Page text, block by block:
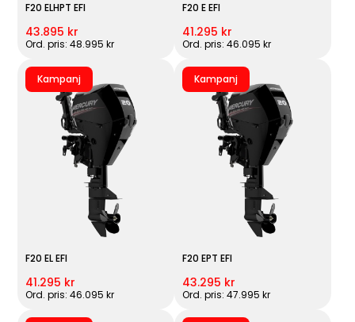
F20 ELHPT EFI
43.895 kr
Ord. pris: 48.995 kr
F20 E EFI
41.295 kr
Ord. pris: 46.095 kr
Kampanj
F20 EL EFI
41.295 kr
Ord. pris: 46.095 kr
Kampanj
F20 EPT EFI
43.295 kr
Ord. pris: 47.995 kr